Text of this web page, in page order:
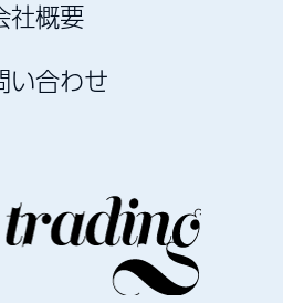
社概要
い合わせ